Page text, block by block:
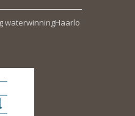
waterwinningHaarlo